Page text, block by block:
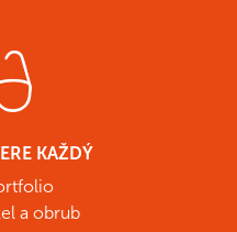
KAŽDÝ
a obrub